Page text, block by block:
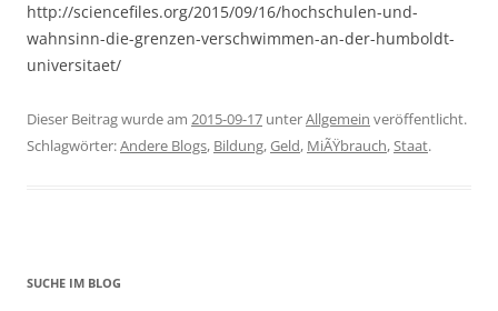
http://sciencefiles.org/2015/09/16/hochschulen-und-
wahnsinn-die-grenzen-verschwimmen-an-der-humboldt-
universitaet/
Dieser Beitrag wurde am 2015-09-17 unterAllgemein veröffentlicht.
Schlagwörter:Andere Blogs, Bildung,Geld, MiÃŸbrauch,Staat.
SUCHE IM BLOG